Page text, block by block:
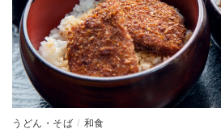
うどん・そば 和食